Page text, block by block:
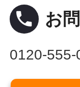
local_phone お
0120-555-